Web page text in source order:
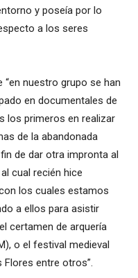
y poseía por lo
a los seres
nuestro grupo se han
en documentales de
los primeros en realizar
de la abandonada
de dar otra impronta al
cual recién hice
los cuales estamos
a ellos para asistir
certamen de arquería
o el festival medieval
Flores entre otros”.